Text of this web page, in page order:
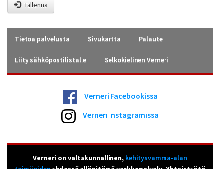
Tallenna
Tietoa palvelusta Sivukartta Palaute
Liity sähköpostilistalle Selkokielinen Verneri
Verneri Facebookissa
Verneri Instagramissa
Verneri on valtakunnallinen, kehitysvamma-alan